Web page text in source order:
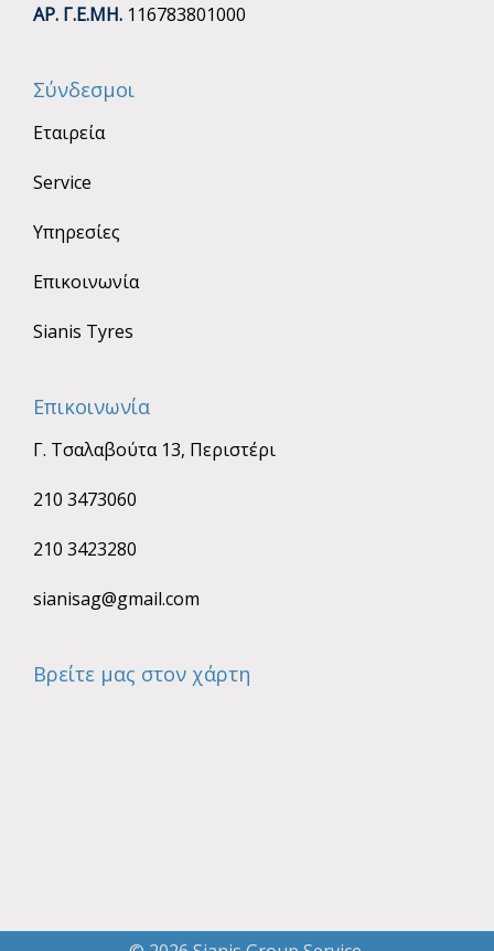
ΑΡ. Γ.Ε.ΜΗ. 116783801000
Σύνδεσμοι
Εταιρεία
Service
Υπηρεσίες
Επικοινωνία
Sianis Tyres
Επικοινωνία
Γ. Τσαλαβούτα 13, Περιστέρι
210 3473060
210 3423280
sianisag@gmail.com
Βρείτε μας στον χάρτη